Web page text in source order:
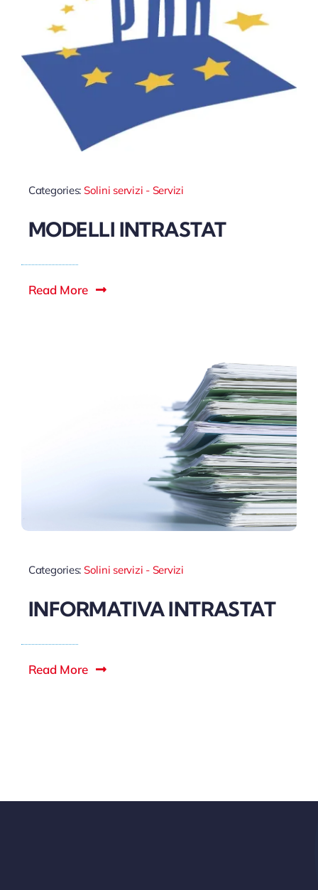
Categories: Solini servizi - Servizi
MODELLI INTRASTAT
Read More
Categories: Solini servizi - Servizi
INFORMATIVA INTRASTAT
Read More